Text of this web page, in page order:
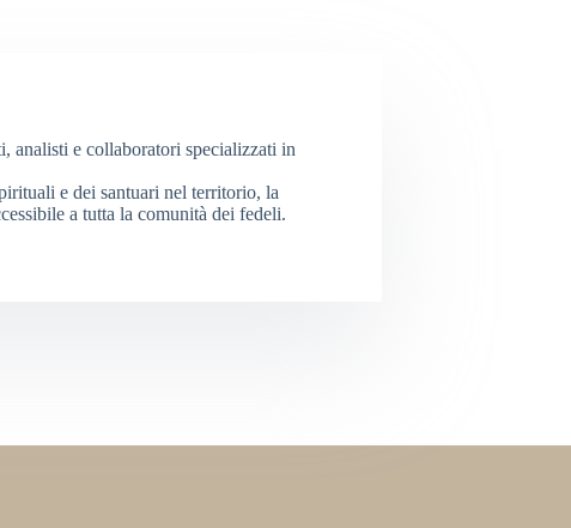
analisti e collaboratori specializzati in
e dei santuari nel territorio, la
a tutta la comunità dei fedeli.